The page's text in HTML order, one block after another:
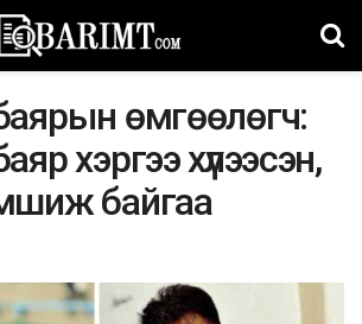
өмгөөлөгч:
хэргээ хүлээсэн,
байгаа